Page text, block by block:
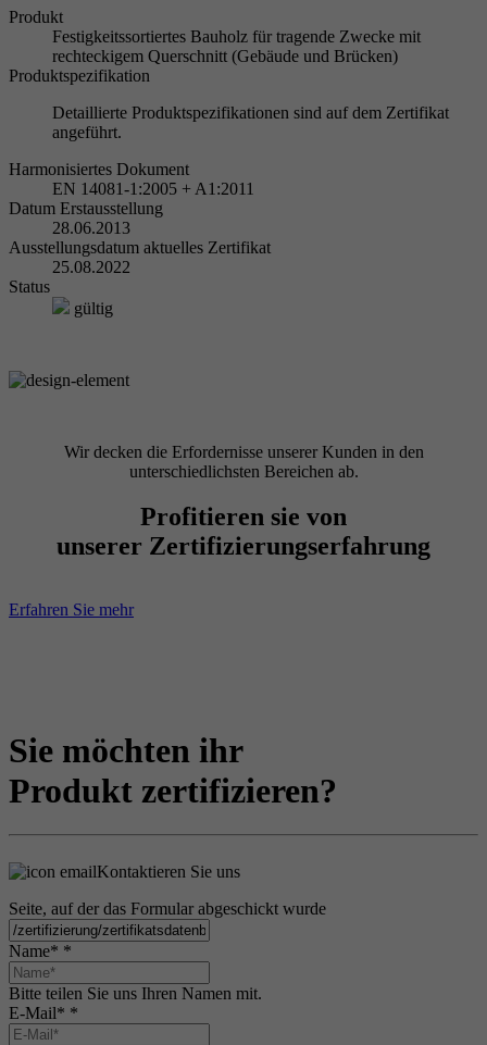
Produkt
Festigkeitssortiertes Bauholz für tragende Zwecke mit
rechteckigem Querschnitt (Gebäude und Brücken)
Produktspezifikation
Detaillierte Produktspezifikationen sind auf dem Zertifikat
angeführt.
Harmonisiertes Dokument
EN 14081-1:2005 + A1:2011
Datum Erstausstellung
28.06.2013
Ausstellungsdatum aktuelles Zertifikat
25.08.2022
Status
gültig
Wir decken die Erfordernisse unserer Kunden in den
unterschiedlichsten Bereichen ab.
Profitieren sie von
unserer Zertifizierungserfahrung
Erfahren Sie mehr
Sie möchten ihr
Produkt zertifizieren?
Kontaktieren Sie uns
Seite, auf der das Formular abgeschickt wurde
Name* *
Bitte teilen Sie uns Ihren Namen mit.
E-Mail* *